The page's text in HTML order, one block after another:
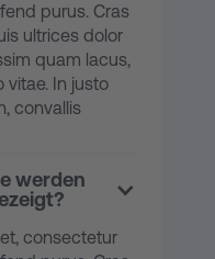
purus. Cras
ultrices dolor
quam lacus,
In justo
convallis
werden
consectetur